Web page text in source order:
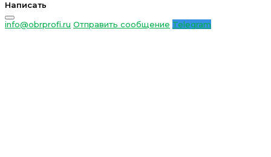
Написать
info@obrprofi.ru Отправить сообщение Telegram